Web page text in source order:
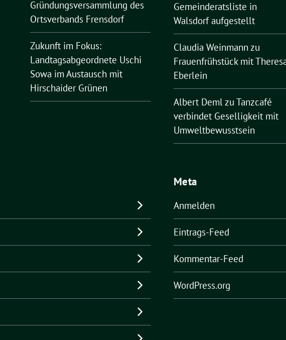
Gründungsversammlung des
Ortsverbands Frensdorf
Zukunft im Fokus:
Landtagsabgeordnete Uschi
Sowa im Austausch mit
Hirschaider Grünen
Gemeinderatsliste in
Walsdorf aufgestellt
Claudia Weinmann zu
Frauenfrühstück mit
Eberlein
Albert Deml zu Tanzcafé
verbindet Geselligkeit mit
Umweltbewusstsein
Meta
Anmelden
Eintrags-Feed
Kommentar-Feed
WordPress.org